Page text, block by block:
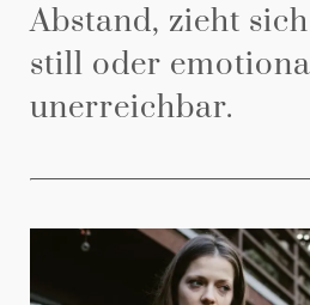
Abstand, zieht
still oder
unerreichbar.